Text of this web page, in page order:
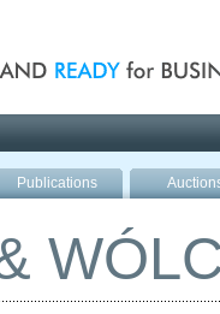
Publications